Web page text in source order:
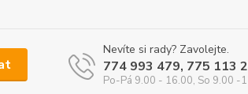
Nevíte si rady? Zavolejte.
774 993 479, 775 113
Po-Pá 9.00 - 16.00, So 9.00 -